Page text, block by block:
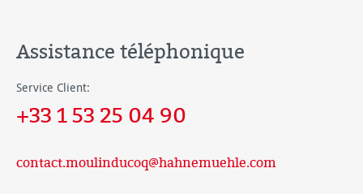
Assistance téléphonique
Service Client:
+33 1 53 25 04 90
contact.moulinducoq@hahnemuehle.com